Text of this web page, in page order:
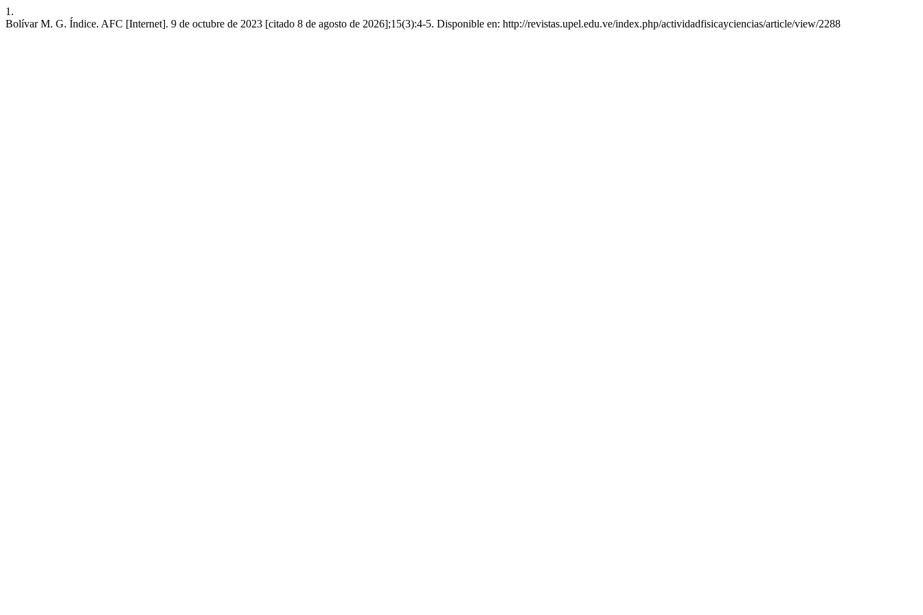
1.
Bolívar M. G. Índice. AFC [Internet]. 9 de octubre de 2023 [citado 8 de agosto de 2026];15(3):4-5. Disponible en: http://revistas.upel.edu.ve/index.php/actividadfisicayciencias/article/view/2288